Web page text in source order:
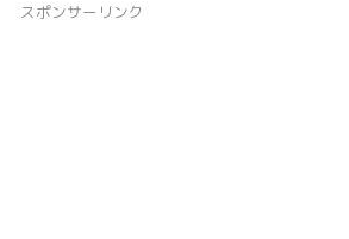
スポンサーリンク